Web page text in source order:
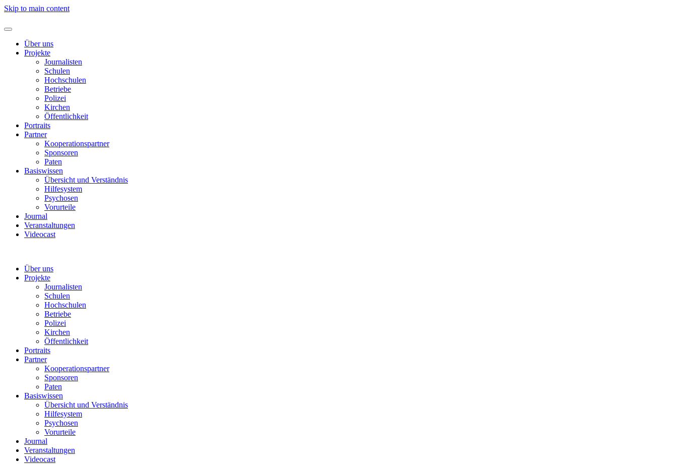
Skip to main content
Über uns
Projekte
Journalisten
Schulen
Hochschulen
Betriebe
Polizei
Kirchen
Öffentlichkeit
Portraits
Partner
Kooperationspartner
Sponsoren
Paten
Basiswissen
Übersicht und Verständnis
Hilfesystem
Psychosen
Vorurteile
Journal
Veranstaltungen
Videocast
Über uns
Projekte
Journalisten
Schulen
Hochschulen
Betriebe
Polizei
Kirchen
Öffentlichkeit
Portraits
Partner
Kooperationspartner
Sponsoren
Paten
Basiswissen
Übersicht und Verständnis
Hilfesystem
Psychosen
Vorurteile
Journal
Veranstaltungen
Videocast